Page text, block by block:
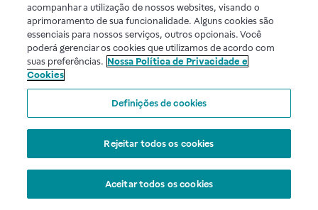
acompanhar a utilização de nossos websites, visando o
aprimoramento de sua funcionalidade. Alguns cookies são
essenciais para nossos serviços, outros opcionais. Você
poderá gerenciar os cookies que utilizamos de acordo com
suas preferências. Nossa Política de Privacidade e
Cookies
Definições de cookies
Rejeitar todos os cookies
Aceitar todos os cookies